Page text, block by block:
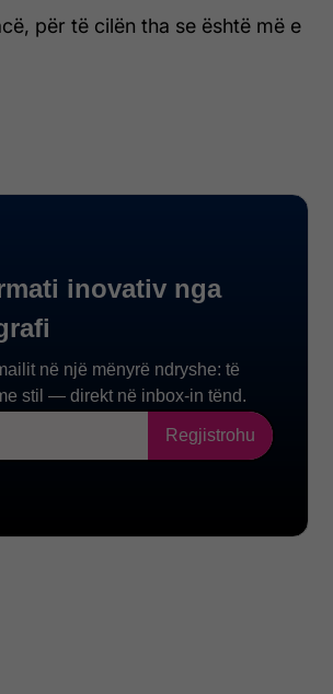
për të cilën tha se është më e